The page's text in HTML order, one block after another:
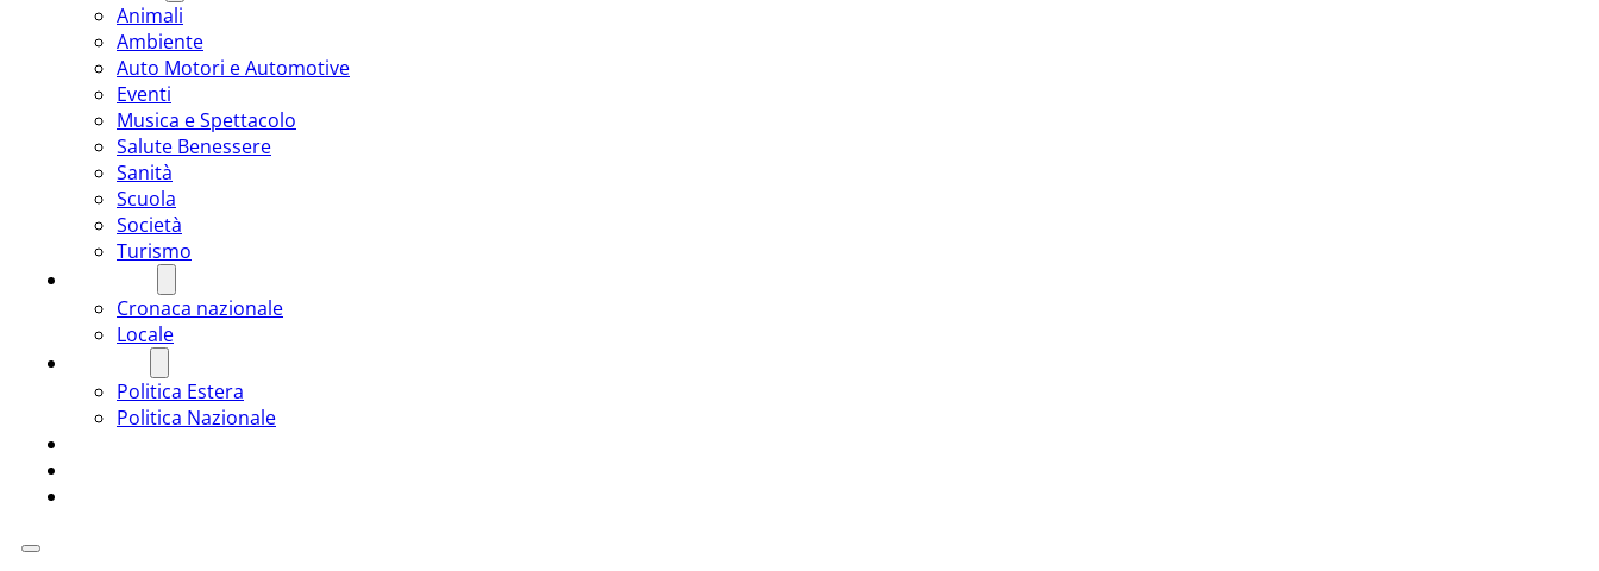
Animali
Ambiente
Auto Motori e Automotive
Eventi
Musica e Spettacolo
Salute Benessere
Sanità
Scuola
Società
Turismo
Cronaca nazionale
Locale
Politica Estera
Politica Nazionale